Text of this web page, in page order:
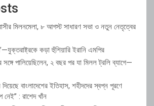
মিলনমেলা, ৮ আগস্ট সাধারণ সভা ও নতুন নেতৃত্বের
কড়া হুঁশিয়ারি ইরানি এমপির
সঙ্গে পালিয়েছিলেন, ২ বছর পর যা মিলল ট্রলি ব্যাগে—
বাংলাদেশের ইতিহাস, শহীদদের স্বপ্ন পূরণে
নেই” : রাশেদ খাঁন